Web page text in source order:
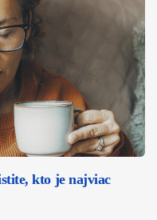
kto je najviac